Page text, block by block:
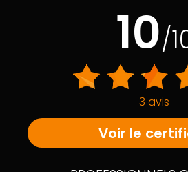
10/
3 avis
Voir le